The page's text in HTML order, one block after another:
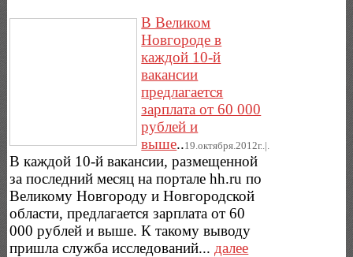
В Великом
Новгороде в
каждой 10-й
вакансии
предлагается
зарплата от 60 000
рублей и
выше..19.октября.2012г..|.
В каждой 10-й вакансии, размещенной
за последний месяц на портале hh.ru по
Великому Новгороду и Новгородской
области, предлагается зарплата от 60
000 рублей и выше. К такому выводу
пришла служба исследований... далее